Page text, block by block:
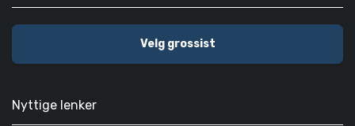
Velg grossist
Nyttige lenker